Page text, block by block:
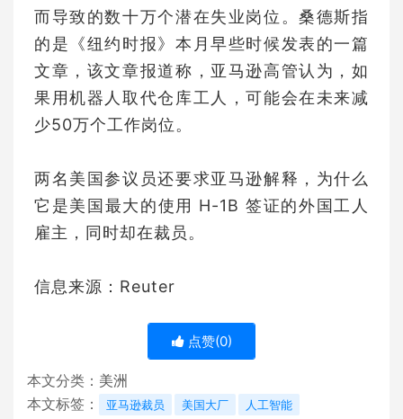
而导致的数十万个潜在失业岗位。桑德斯指
的是《纽约时报》本月早些时候发表的一篇
文章，该文章报道称，亚马逊高管认为，如
果用机器人取代仓库工人，可能会在未来减
少50万个工作岗位。
两名美国参议员还要求亚马逊解释，为什么
它是美国最大的使用 H-1B 签证的外国工人
雇主，同时却在裁员。
信息来源：Reuter
点赞(0)
本文分类： 美洲
本文标签：
亚马逊裁员 美国大厂 人工智能